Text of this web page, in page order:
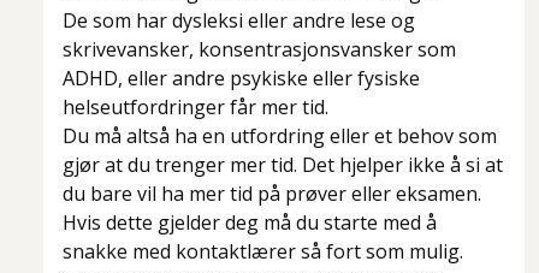
De som har dysleksi eller andre lese og
skrivevansker, konsentrasjonsvansker som
ADHD, eller andre psykiske eller fysiske
helseutfordringer får mer tid.
Du må altså ha en utfordring eller et behov som
gjør at du trenger mer tid. Det hjelper ikke å si at
du bare vil ha mer tid på prøver eller eksamen.
Hvis dette gjelder deg må du starte med å
snakke med kontaktlærer så fort som mulig.